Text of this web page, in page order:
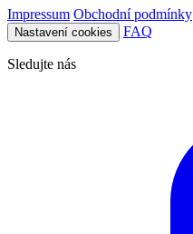
Impressum Obchodní podmínky
Nastavení cookies FAQ
Sledujte nás